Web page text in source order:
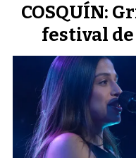
COSQUÍN:
festival de